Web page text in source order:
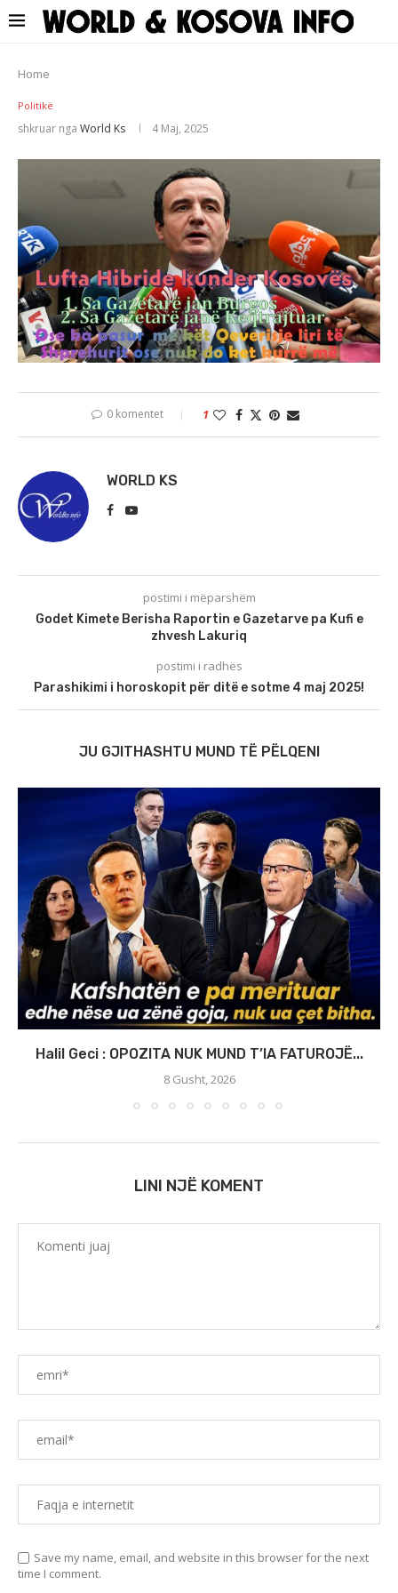
Home
Politikë
shkruar nga World Ks 4 Maj, 2025
0 komentet 1
WORLD KS
postimi i mëparshëm
Godet Kimete Berisha Raportin e Gazetarve pa Kufi e
zhvesh Lakuriq
postimi i radhës
Parashikimi i horoskopit për ditë e sotme 4 maj 2025!
JU GJITHASHTU MUND TË PËLQENI
Halil Geci : OPOZITA NUK MUND T’IA FATUROJË...
8 Gusht, 2026
LINI NJË KOMENT
Save my name, email, and website in this browser for the next
time I comment.